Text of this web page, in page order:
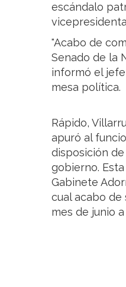
escándalo
"Acabo de
Senado de la
informó el
mesa política.
Rápido,
apuró al
disposición
gobierno.
Gabinete
cual acabo
mes de junio